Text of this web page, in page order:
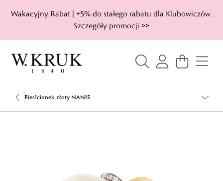
Wakacyjny Rabat | +5% do stałego rabatu dla Klubowiczów.
Szczegóły promocji >>
Pierścionek złoty NANIS